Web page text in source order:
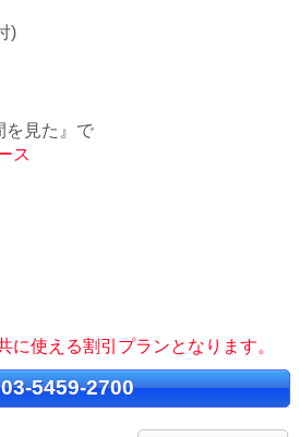
)
を見た』で
ス
使える割引プランとなります。
03-5459-2700